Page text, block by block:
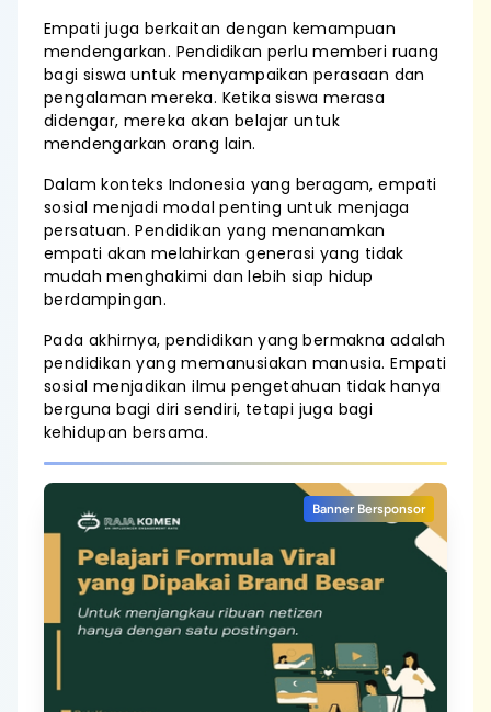
Empati juga berkaitan dengan kemampuan
mendengarkan. Pendidikan perlu memberi ruang
bagi siswa untuk menyampaikan perasaan dan
pengalaman mereka. Ketika siswa merasa
didengar, mereka akan belajar untuk
mendengarkan orang lain.
Dalam konteks Indonesia yang beragam, empati
sosial menjadi modal penting untuk menjaga
persatuan. Pendidikan yang menanamkan
empati akan melahirkan generasi yang tidak
mudah menghakimi dan lebih siap hidup
berdampingan.
Pada akhirnya, pendidikan yang bermakna adalah
pendidikan yang memanusiakan manusia. Empati
sosial menjadikan ilmu pengetahuan tidak hanya
berguna bagi diri sendiri, tetapi juga bagi
kehidupan bersama.
Banner Bersponsor